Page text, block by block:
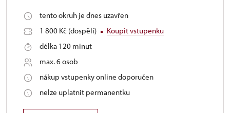
tento okruh je dnes uzavřen
1 800 Kč (dospělí)
Koupit vstupenku
délka 120 minut
max. 6 osob
nákup vstupenky online doporučen
nelze uplatnit permanentku